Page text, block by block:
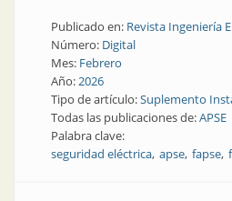
Publicado en: Revista Ingeniería
Número: Digital
Mes: Febrero
Año:2026
Tipo de artículo:Suplemento
Todas las publicaciones de:APSE
Palabra clave:
seguridad eléctrica apse fapse